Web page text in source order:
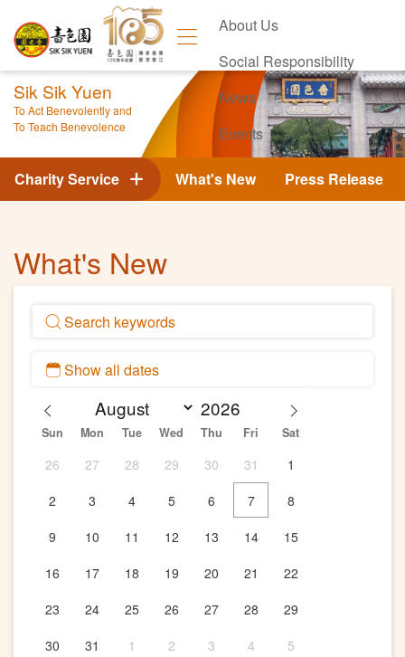
About Us
Social Responsibility
News
Events
Contact Us
Sik Sik Yuen
To Act Benevolently and
To Teach Benevolence
What's New Press Release
Charity Service
What's New
Sun Mon Tue Wed Thu Fri Sat
26 27 28 29 30 31
1
2
3 4 5 6 7
8
9
10 11 12 13 14
15
16
17 18 19 20 21
22
23
24 25 26 27 28
29
30
31 1 2 3 4 5